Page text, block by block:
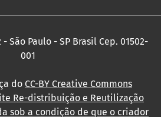
São Paulo - SP Brasil Cep. 01502-
001
do CC-BY Creative Commons
Re-distribuição e Reutilização
sob a condição de que o criador